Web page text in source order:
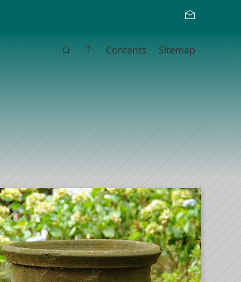
Contents Sitemap